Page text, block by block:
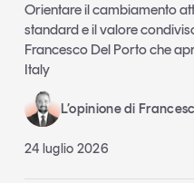
Orientare il cambiamento
standard e il valore
Francesco Del Porto che
Italy
L’opinione di
24 luglio 2026